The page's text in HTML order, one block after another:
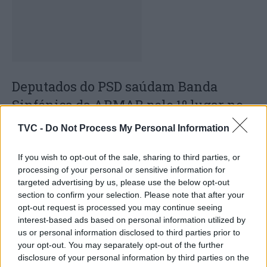
TVC - Do Not Process My Personal Information
If you wish to opt-out of the sale, sharing to third parties, or
processing of your personal or sensitive information for
targeted advertising by us, please use the below opt-out
section to confirm your selection. Please note that after your
opt-out request is processed you may continue seeing
interest-based ads based on personal information utilized by
us or personal information disclosed to third parties prior to
your opt-out. You may separately opt-out of the further
disclosure of your personal information by third parties on the
Deputados do PSD saúdam Banda
Sinfónica da ARMAB pelo 1º lugar no
certame internacional de Valência
Capacita Jovem de Poiares aproxima